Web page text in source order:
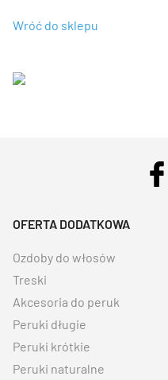
Wróć do sklepu
OFERTA DODATKOWA
Ozdoby do włosów
Treski
Akcesoria do peruk
Peruki długie
Peruki krótkie
Peruki naturalne